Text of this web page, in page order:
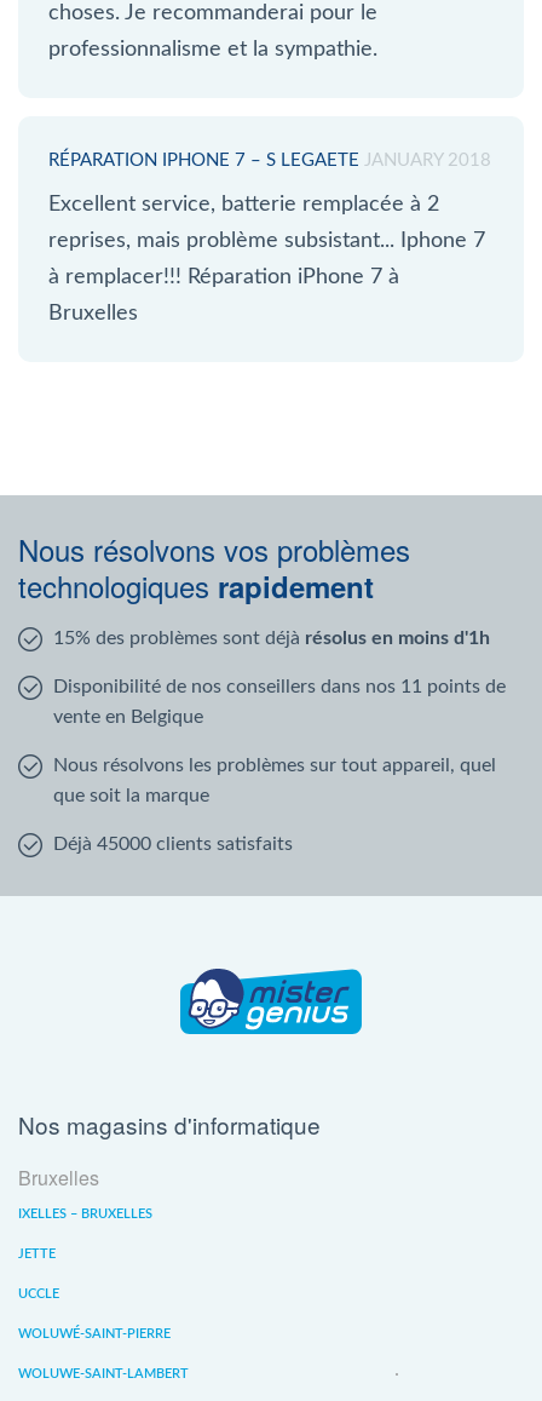
choses. Je recommanderai pour le
professionnalisme et la sympathie.
RÉPARATION IPHONE 7 – S LEGAETE JANUARY 2018
Excellent service, batterie remplacée à 2
reprises, mais problème subsistant... Iphone 7
à remplacer!!! Réparation iPhone 7 à
Bruxelles
Nous résolvons vos problèmes
technologiques rapidement
15% des problèmes sont déjà résolus en moins d'1h
Disponibilité de nos conseillers dans nos 11 points de
vente en Belgique
Nous résolvons les problèmes sur tout appareil, quel
que soit la marque
Déjà 45000 clients satisfaits
Nos magasins d'informatique
Bruxelles
IXELLES – BRUXELLES
JETTE
UCCLE
WOLUWÉ-SAINT-PIERRE
WOLUWE-SAINT-LAMBERT